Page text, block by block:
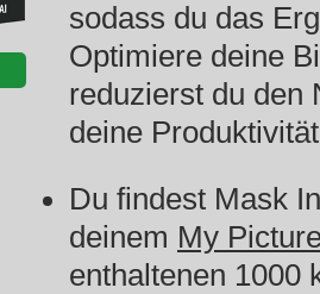
sodass du das
Optimiere deine
reduzierst du den
deine
Du findest Mask
deinem My
enthaltenen 1000